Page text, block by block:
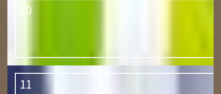
10
11